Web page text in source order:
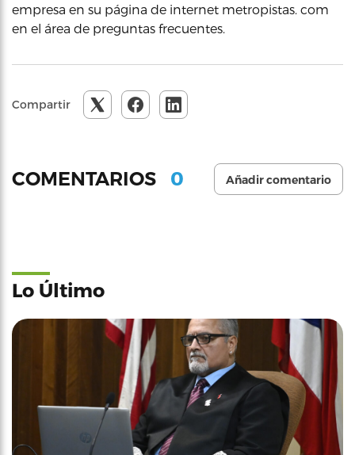
empresa en su página de internet metropistas. com
en el área de preguntas frecuentes.
Compartir
COMENTARIOS 0 Añadir comentario
Lo Último